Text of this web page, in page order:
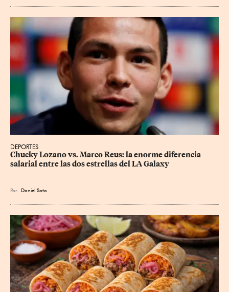
DEPORTES
Chucky Lozano vs. Marco Reus: la enorme diferencia
salarial entre las dos estrellas del LA Galaxy
Por Daniel Soto